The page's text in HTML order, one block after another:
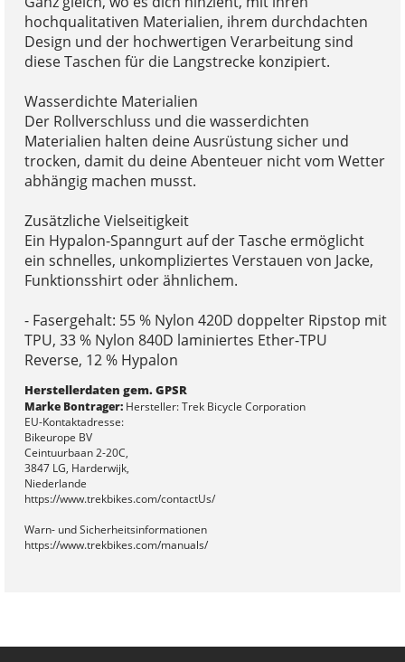
hochqualitativen Materialien, ihrem durchdachten
Design und der hochwertigen Verarbeitung sind
diese Taschen für die Langstrecke konzipiert.
Wasserdichte Materialien
Der Rollverschluss und die wasserdichten
Materialien halten deine Ausrüstung sicher und
trocken, damit du deine Abenteuer nicht vom Wetter
abhängig machen musst.
Zusätzliche Vielseitigkeit
Ein Hypalon-Spanngurt auf der Tasche ermöglicht
ein schnelles, unkompliziertes Verstauen von Jacke,
Funktionsshirt oder ähnlichem.
- Fasergehalt: 55 % Nylon 420D doppelter Ripstop mit
TPU, 33 % Nylon 840D laminiertes Ether-TPU
Reverse, 12 % Hypalon
Herstellerdaten gem. GPSR
Marke Bontrager:Hersteller: Trek Bicycle Corporation
EU-Kontaktadresse:
Bikeurope BV
Ceintuurbaan 2-20C,
3847 LG, Harderwijk,
Niederlande
https://www.trekbikes.com/contactUs/
Warn- und Sicherheitsinformationen
https://www.trekbikes.com/manuals/